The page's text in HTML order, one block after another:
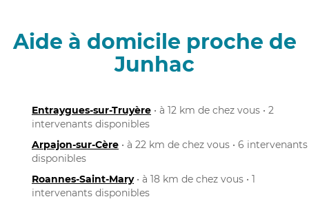
Aide à domicile proche de
Junhac
Entraygues-sur-Truyère • à 12 km de chez vous • 2
intervenants disponibles
Arpajon-sur-Cère • à 22 km de chez vous • 6 intervenants
disponibles
Roannes-Saint-Mary• à 18 km de chez vous • 1
intervenants disponibles